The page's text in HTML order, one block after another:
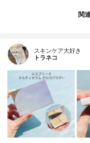
関
スキンケア大好き
トラネコ